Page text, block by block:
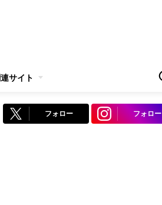
サイト
フォロー フォロー